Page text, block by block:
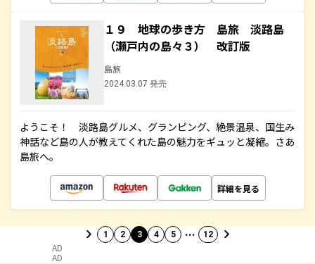
１９ 地球の歩き方 島旅 淡路島
（瀬戸内の島々３） 改訂版
島旅
2024.03.07 発売
ようこそ！ 淡路島グルメ、グランピング、絶景温泉、国生み
神話など島の人が教えてくれた島の魅力をギュッと凝縮。さあ
島旅へ。
詳細を見る
1 2 3 4 5 … 12
AD
AD